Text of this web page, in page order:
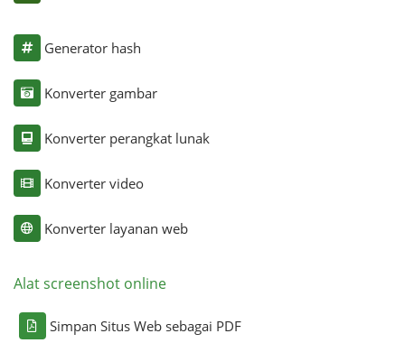
Generator hash
Konverter gambar
Konverter perangkat lunak
Konverter video
Konverter layanan web
Alat screenshot online
Simpan Situs Web sebagai PDF